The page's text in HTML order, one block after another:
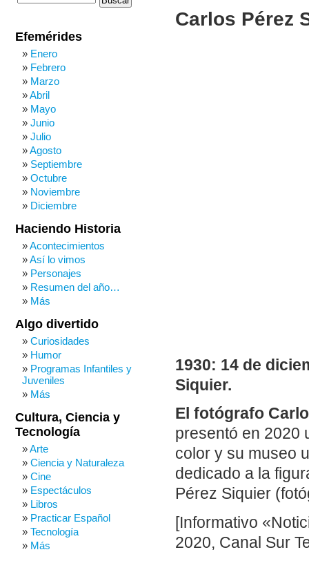
Carlos Pérez
1930: 14 de
Siquier.
El fotógrafo
presentó en 2020
color y su museo
dedicado a la
Pérez Siquier
[Informativo
2020, Canal Sur
Efemérides
Enero
Febrero
Marzo
Abril
Mayo
Junio
Julio
Agosto
Septiembre
Octubre
Noviembre
Diciembre
Haciendo Historia
Acontecimientos
Así lo vimos
Personajes
Resumen del año…
Más
Algo divertido
Curiosidades
Humor
Programas Infantiles y
Juveniles
Más
Cultura, Ciencia y
Tecnología
Arte
Ciencia y Naturaleza
Cine
Espectáculos
Libros
Practicar Español
Tecnología
Más